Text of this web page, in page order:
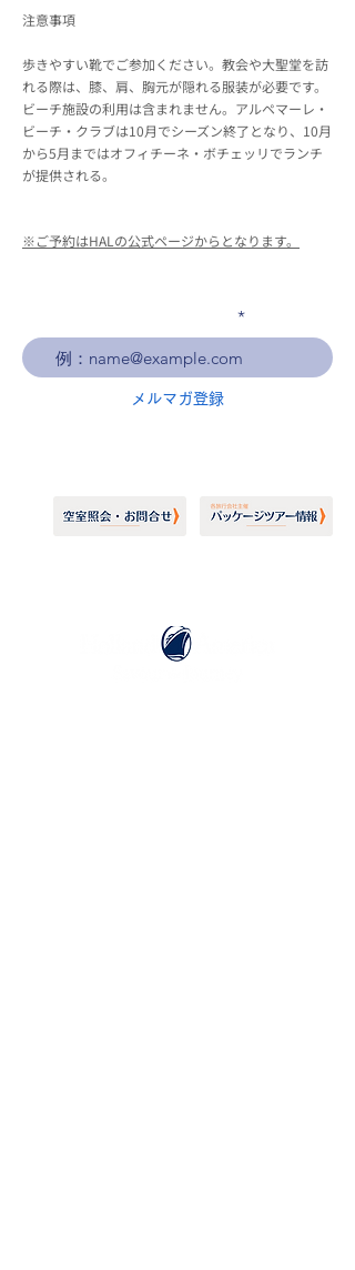
注意事項
歩きやすい靴でご参加ください。教会や大聖堂を訪
れる際は、膝、肩、胸元が隠れる服装が必要です。
ビーチ施設の利用は含まれません。アルペマーレ・
ビーチ・クラブは10月でシーズン終了となり、10月
から5月まではオフィチーネ・ボチェッリでランチ
が提供される。
※ご予約はHALの公式ページからとなります。
メルマガ登録